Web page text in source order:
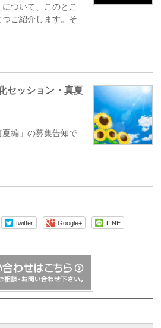
ついて、このとこ
ご紹介します。そ
セッション・真夏
夏編」の募集告知で
twitter Google+ LINE